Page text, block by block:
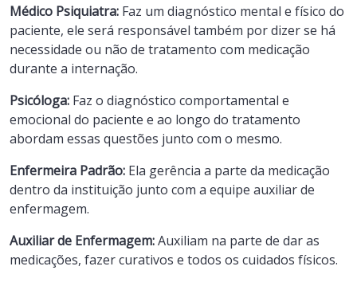
Médico Psiquiatra: Faz um diagnóstico mental e físico do
paciente, ele será responsável também por dizer se há
necessidade ou não de tratamento com medicação
durante a internação.
Psicóloga: Faz o diagnóstico comportamental e
emocional do paciente e ao longo do tratamento
abordam essas questões junto com o mesmo.
Enfermeira Padrão: Ela gerência a parte da medicação
dentro da instituição junto com a equipe auxiliar de
enfermagem.
Auxiliar de Enfermagem:Auxiliam na parte de dar as
medicações, fazer curativos e todos os cuidados físicos.